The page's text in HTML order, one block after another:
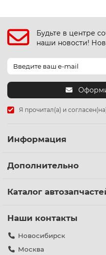
Будьте в центре
наши новости!
Я прочитал(а) и
Информация
Дополнительно
Каталог
Наши контакты
Новосибирск
Москва